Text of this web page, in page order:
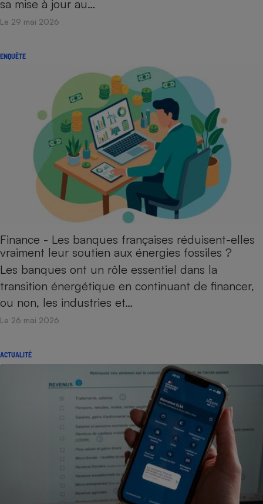
sa mise à jour au…
Le 29 mai 2026
ENQUÊTE
Finance - Les banques françaises réduisent-elles
vraiment leur soutien aux énergies fossiles ?
Les banques ont un rôle essentiel dans la
transition énergétique en continuant de financer,
ou non, les industries et…
Le 26 mai 2026
ACTUALITÉ